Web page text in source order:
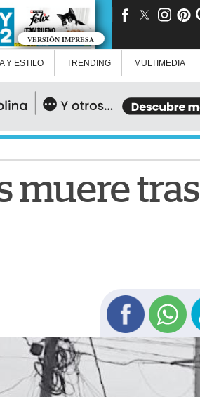
VERSIÓN IMPRESA
Y ESTILO TRENDING MULTIMEDIA
muere tras